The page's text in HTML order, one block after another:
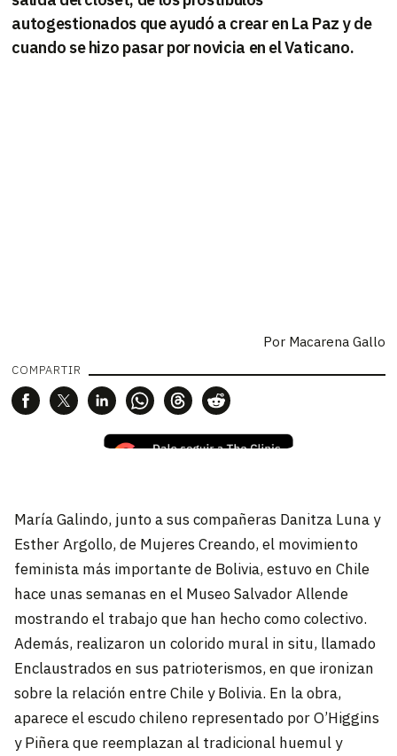
autogestionados que ayudó a crear en La Paz y de
cuando se hizo pasar por novicia en el Vaticano.
Por Macarena Gallo
COMPARTIR
María Galindo, junto a sus compañeras Danitza Luna y
Esther Argollo, de Mujeres Creando, el movimiento
feminista más importante de Bolivia, estuvo en Chile
hace unas semanas en el Museo Salvador Allende
mostrando el trabajo que han hecho como colectivo.
Además, realizaron un colorido mural in situ, llamado
Enclaustrados en sus patrioterismos, en que ironizan
sobre la relación entre Chile y Bolivia. En la obra,
aparece el escudo chileno representado por O’Higgins
y Piñera que reemplazan al tradicional huemul y